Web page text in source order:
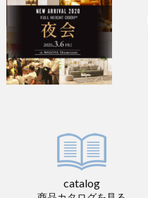
catalog